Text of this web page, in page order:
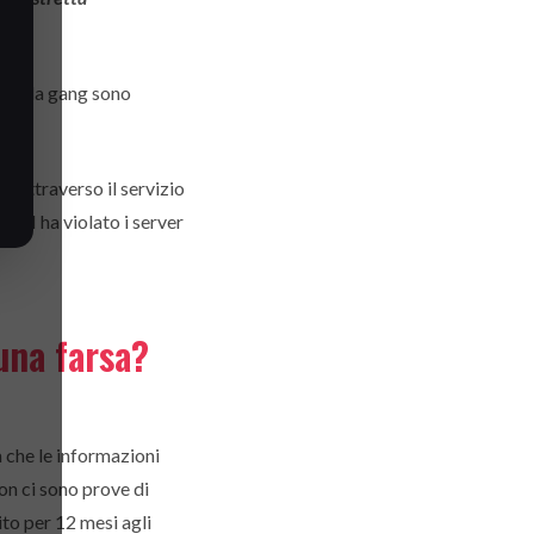
gang sono
attraverso il servizio
ha violato i server
farsa?
che le informazioni
ci sono prove di
per 12 mesi agli